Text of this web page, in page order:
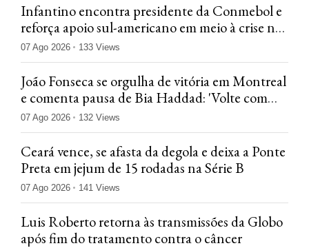
Infantino encontra presidente da Conmebol e
reforça apoio sul-americano em meio à crise na
Fifa
07 Ago 2026 133 Views
João Fonseca se orgulha de vitória em Montreal
e comenta pausa de Bia Haddad: 'Volte com
tudo'
07 Ago 2026 132 Views
Ceará vence, se afasta da degola e deixa a Ponte
Preta em jejum de 15 rodadas na Série B
07 Ago 2026 141 Views
Luis Roberto retorna às transmissões da Globo
após fim do tratamento contra o câncer